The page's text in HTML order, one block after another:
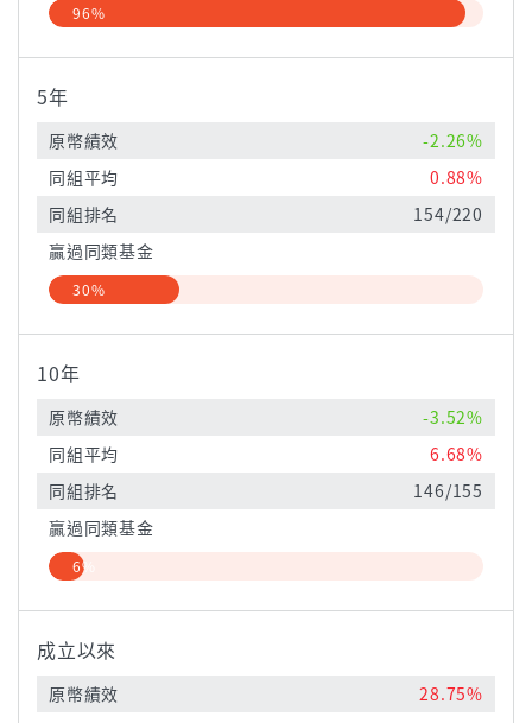
96%
5年
原幣績效
-2.26%
同組平均
0.88%
同組排名
154/220
贏過同類基金
30%
10年
原幣績效
-3.52%
同組平均
6.68%
同組排名
146/155
贏過同類基金
6%
成立以來
原幣績效
28.75%